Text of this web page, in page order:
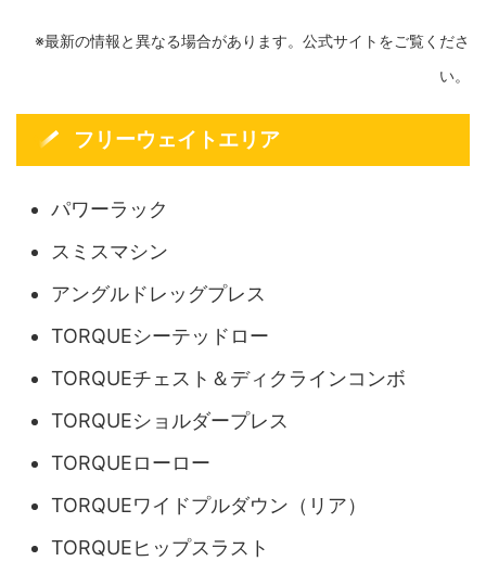
※最新の情報と異なる場合があります。公式サイトをご覧くださ
い。
フリーウェイトエリア
パワーラック
スミスマシン
アングルドレッグプレス
TORQUEシーテッドロー
TORQUEチェスト＆ディクラインコンボ
TORQUEショルダープレス
TORQUEローロー
TORQUEワイドプルダウン（リア）
TORQUEヒップスラスト